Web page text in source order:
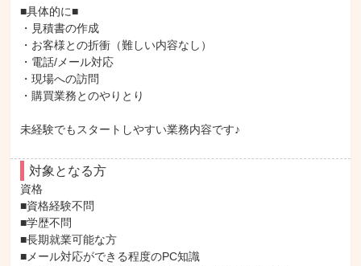
■具体的に■
・見積書の作成
・お客様との折衝（難しい内容なし）
・電話/メール対応
・現場への訪問
・購買業務とのやりとり
未経験でもスタートしやすい業務内容です♪
対象となる方
資格
■資格経験不問
■学歴不問
■長期就業可能な方
■メール対応ができる程度のPC知識